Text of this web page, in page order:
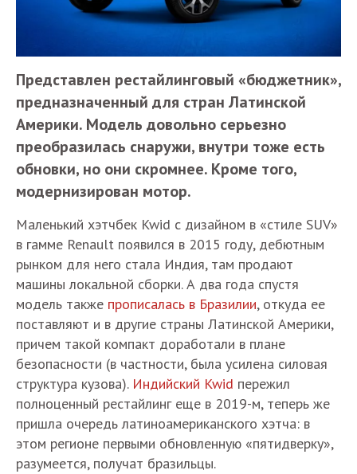
Представлен рестайлинговый «бюджетник»,
предназначенный для стран Латинской
Америки. Модель довольно серьезно
преобразилась снаружи, внутри тоже есть
обновки, но они скромнее. Кроме того,
модернизирован мотор.
Маленький хэтчбек Kwid с дизайном в «стиле SUV»
в гамме Renault появился в 2015 году, дебютным
рынком для него стала Индия, там продают
машины локальной сборки. А два года спустя
модель также прописалась в Бразилии, откуда ее
поставляют и в другие страны Латинской Америки,
причем такой компакт доработали в плане
безопасности (в частности, была усилена силовая
структура кузова). Индийский Kwid пережил
полноценный рестайлинг еще в 2019-м, теперь же
пришла очередь латиноамериканского хэтча: в
этом регионе первыми обновленную «пятидверку»,
разумеется, получат бразильцы.